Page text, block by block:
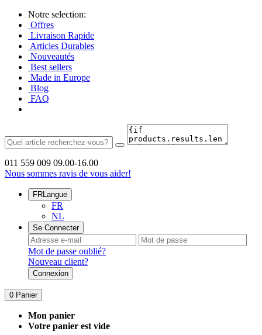
Notre selection:
Offres
Livraison Rapide
Articles Durables
Nouveautés
Best sellers
Made in Europe
Blog
FAQ
011 559 009 09.00-16.00
Nous sommes ravis de vous aider!
FRLangue
FR
NL
Se Connecter
Mot de passe oublié?
Nouveau client?
Connexion
0 Panier
Mon panier
Votre panier est vide